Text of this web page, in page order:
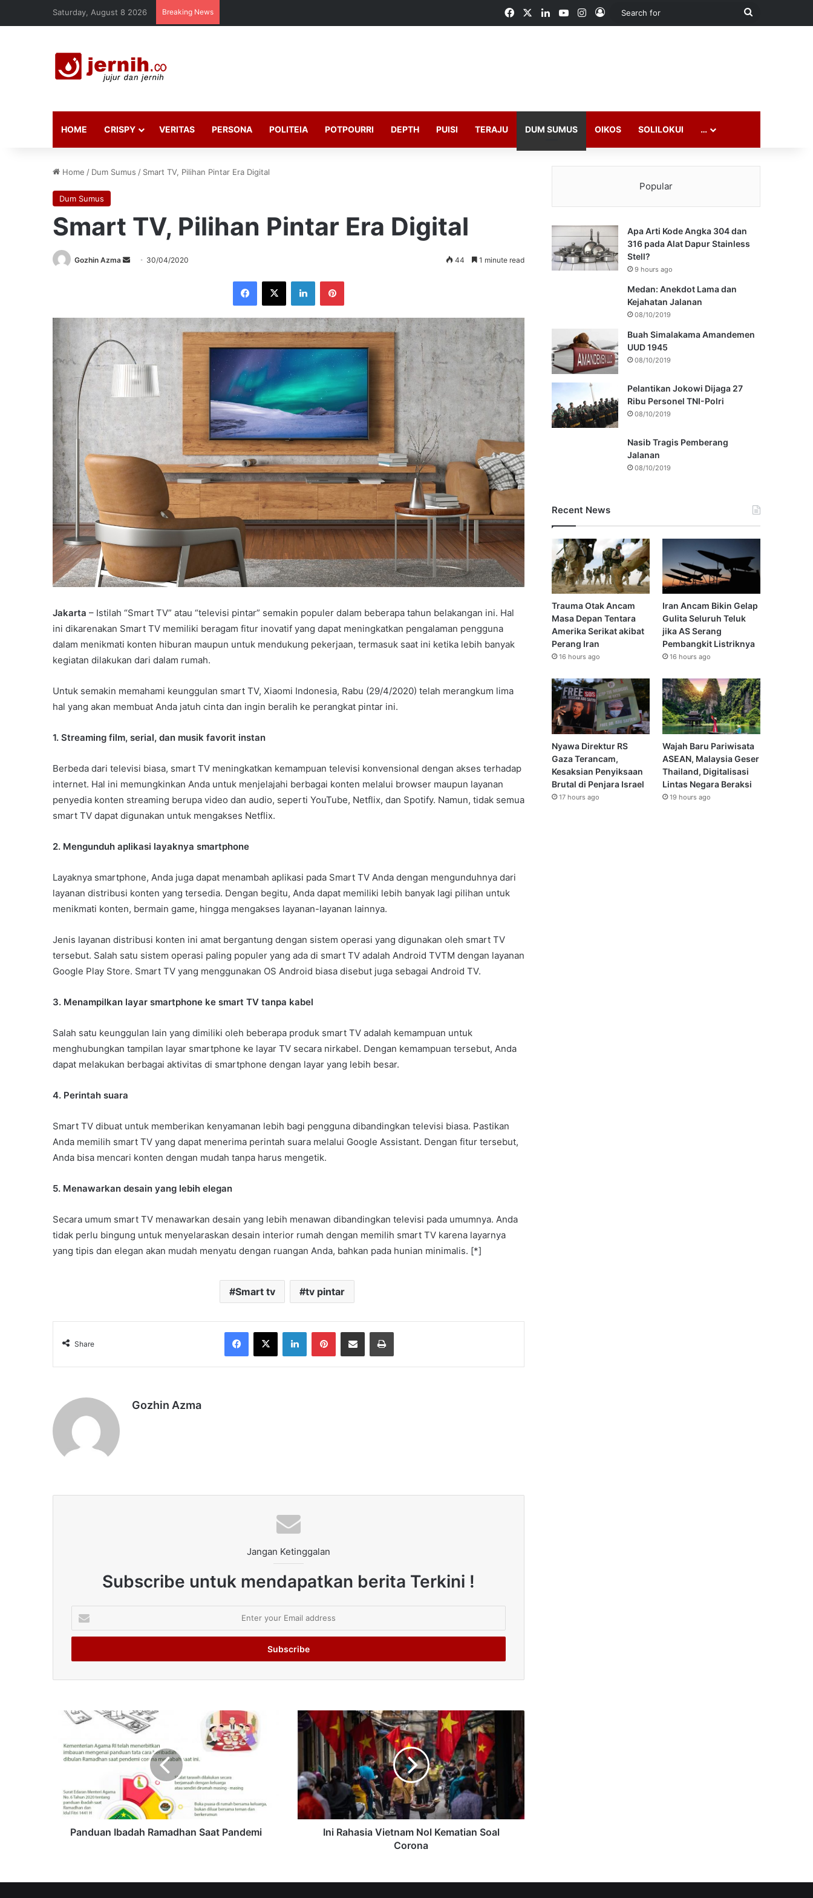
Saturday, August 8 2026 Breaking News FacebookLinkedInYouTubeInstagram
Log In
Search
HOME CRISPY VERITAS PERSONA POLITEIA POTPOURRI DEPTH PUISI TERAJU DUM SUMUS OIKOS SOLILOKUI …
Home / Dum Sumus / Smart TV, Pilihan Pintar Era Digital
Dum Sumus
Smart TV, Pilihan Pintar Era Digital
Gozhin Azma
Send 30/04/2020 44 1 minute read
Facebook
X LinkedInPinterest
Jakarta – Istilah “Smart TV” atau “televisi pintar” semakin populer dalam beberapa tahun belakangan ini. Hal
ini dikarenakan Smart TV memiliki beragam fitur inovatif yang dapat meningkatkan pengalaman pengguna
dalam menikmati konten hiburan maupun untuk mendukung pekerjaan, termasuk saat ini ketika lebih banyak
kegiatan dilakukan dari dalam rumah.
Untuk semakin memahami keunggulan smart TV, Xiaomi Indonesia, Rabu (29/4/2020) telah merangkum lima
hal yang akan membuat Anda jatuh cinta dan ingin beralih ke perangkat pintar ini.
1. Streaming film, serial, dan musik favorit instan
Berbeda dari televisi biasa, smart TV meningkatkan kemampuan televisi konvensional dengan akses terhadap
internet. Hal ini memungkinkan Anda untuk menjelajahi berbagai konten melalui browser maupun layanan
penyedia konten streaming berupa video dan audio, seperti YouTube, Netflix, dan Spotify. Namun, tidak semua
smart TV dapat digunakan untuk mengakses Netflix.
2. Mengunduh aplikasi layaknya smartphone
Layaknya smartphone, Anda juga dapat menambah aplikasi pada Smart TV Anda dengan mengunduhnya dari
layanan distribusi konten yang tersedia. Dengan begitu, Anda dapat memiliki lebih banyak lagi pilihan untuk
menikmati konten, bermain game, hingga mengakses layanan-layanan lainnya.
Jenis layanan distribusi konten ini amat bergantung dengan sistem operasi yang digunakan oleh smart TV
tersebut. Salah satu sistem operasi paling populer yang ada di smart TV adalah Android TVTM dengan layanan
Google Play Store. Smart TV yang menggunakan OS Android biasa disebut juga sebagai Android TV.
3. Menampilkan layar smartphone ke smart TV tanpa kabel
Salah satu keunggulan lain yang dimiliki oleh beberapa produk smart TV adalah kemampuan untuk
menghubungkan tampilan layar smartphone ke layar TV secara nirkabel. Dengan kemampuan tersebut, Anda
dapat melakukan berbagai aktivitas di smartphone dengan layar yang lebih besar.
4. Perintah suara
Smart TV dibuat untuk memberikan kenyamanan lebih bagi pengguna dibandingkan televisi biasa. Pastikan
Anda memilih smart TV yang dapat menerima perintah suara melalui Google Assistant. Dengan fitur tersebut,
Anda bisa mencari konten dengan mudah tanpa harus mengetik.
5. Menawarkan desain yang lebih elegan
Secara umum smart TV menawarkan desain yang lebih menawan dibandingkan televisi pada umumnya. Anda
tidak perlu bingung untuk menyelaraskan desain interior rumah dengan memilih smart TV karena layarnya
yang tipis dan elegan akan mudah menyatu dengan ruangan Anda, bahkan pada hunian minimalis. [*]
Smart tv tv pintar
Share
Facebook
X LinkedInPinterestShare via Email Print
Gozhin Azma
Jangan Ketinggalan
Subscribe untuk mendapatkan berita Terkini !
your
Email
Panduan Ibadah Ramadhan Saat Pandemi
Ini Rahasia Vietnam Nol Kematian Soal
Corona
Popular
Apa Arti Kode Angka 304 dan
316 pada Alat Dapur Stainless
Stell?
9 hours ago
Medan: Anekdot Lama dan
Kejahatan Jalanan
08/10/2019
Buah Simalakama Amandemen
UUD 1945
08/10/2019
Pelantikan Jokowi Dijaga 27
Ribu Personel TNI-Polri
08/10/2019
Nasib Tragis Pemberang
Jalanan
08/10/2019
Recent News
Trauma Otak Ancam
Masa Depan Tentara
Amerika Serikat akibat
Perang Iran
16 hours ago
Iran Ancam Bikin Gelap
Gulita Seluruh Teluk
jika AS Serang
Pembangkit Listriknya
16 hours ago
Nyawa Direktur RS
Gaza Terancam,
Kesaksian Penyiksaan
Brutal di Penjara Israel
17 hours ago
Wajah Baru Pariwisata
ASEAN, Malaysia Geser
Thailand, Digitalisasi
Lintas Negara Beraksi
19 hours ago